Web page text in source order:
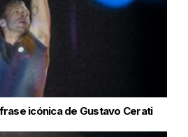
icónica de Gustavo Cerati